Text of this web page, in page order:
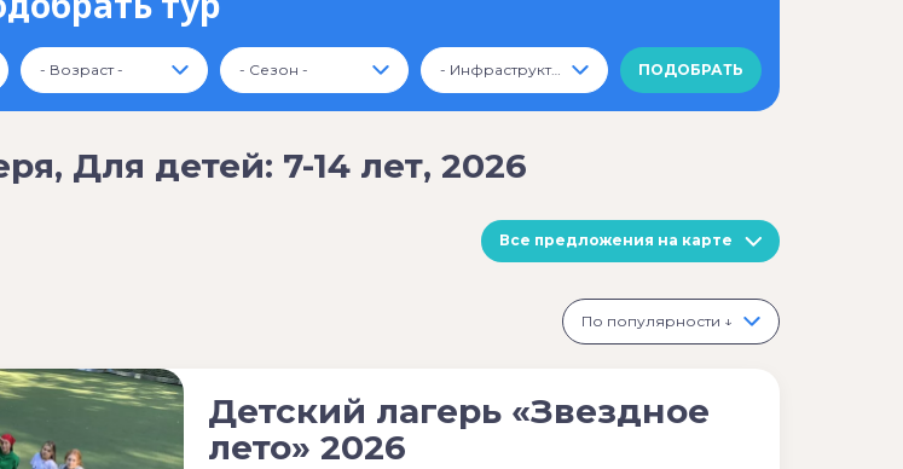
- Возраст - - Сезон - - Инфраструктура -
Для детей: 7-14 лет, 2026
Все предложения на карте
По популярности ↓
Детский лагерь «Звездное
лето» 2026